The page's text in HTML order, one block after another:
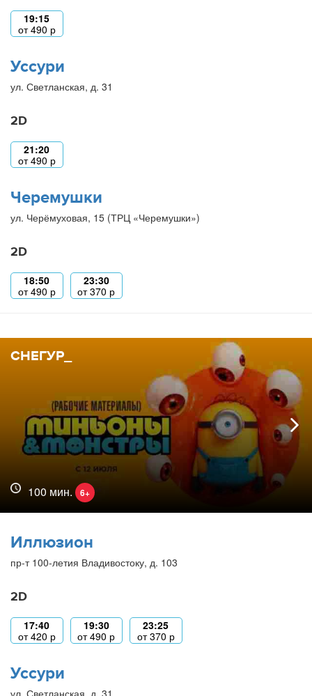
19:15
от490 р
Уссури
ул. Светланская, д. 31
2D
21:20
от490 р
Черемушки
ул. Черёмуховая, 15 (ТРЦ «Черемушки»)
2D
18:50
от490 р
23:30
от370 р
СНЕГУР_
100 мин. 6+
Иллюзион
пр-т 100-летия Владивостоку, д. 103
2D
17:40
от420 р
19:30
от490 р
23:25
от370 р
Уссури
ул. Светланская, д. 31